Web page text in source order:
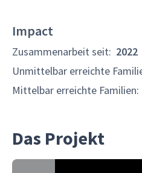
Impact
Zusammenarbeit seit: 2022
Unmittelbar erreichte
Mittelbar erreichte Familien:
Das Projekt